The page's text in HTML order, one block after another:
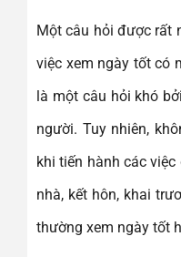
Một câu hỏi được rất
việc xem ngày tốt có
là một câu hỏi khó
người. Tuy nhiên,
khi tiến hành các
nhà, kết hôn, khai
thường xem ngày tốt